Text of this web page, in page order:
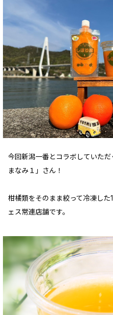
今回新潟一番とコラボしていた
まなみ１」さん！
柑橘類をそのまま絞って冷凍し
ェス常連店舗です。